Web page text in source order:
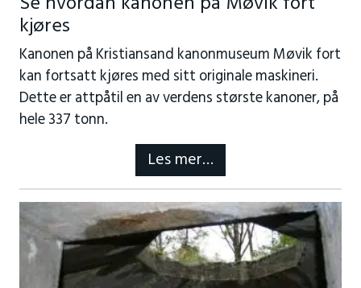
kjøres
Kanonen på Kristiansand kanonmuseum Møvik fort
kan fortsatt kjøres med sitt originale maskineri.
Dette er attpåtil en av verdens største kanoner, på
hele 337 tonn.
Les mer…